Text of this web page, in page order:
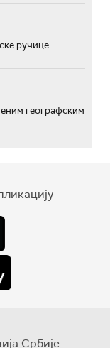
ручице
географским
Србије